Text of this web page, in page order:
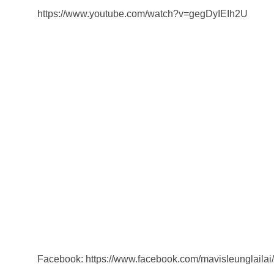
https://www.youtube.com/watch?v=gegDyIEIh2U
Facebook: https://www.facebook.com/mavisleunglailai/